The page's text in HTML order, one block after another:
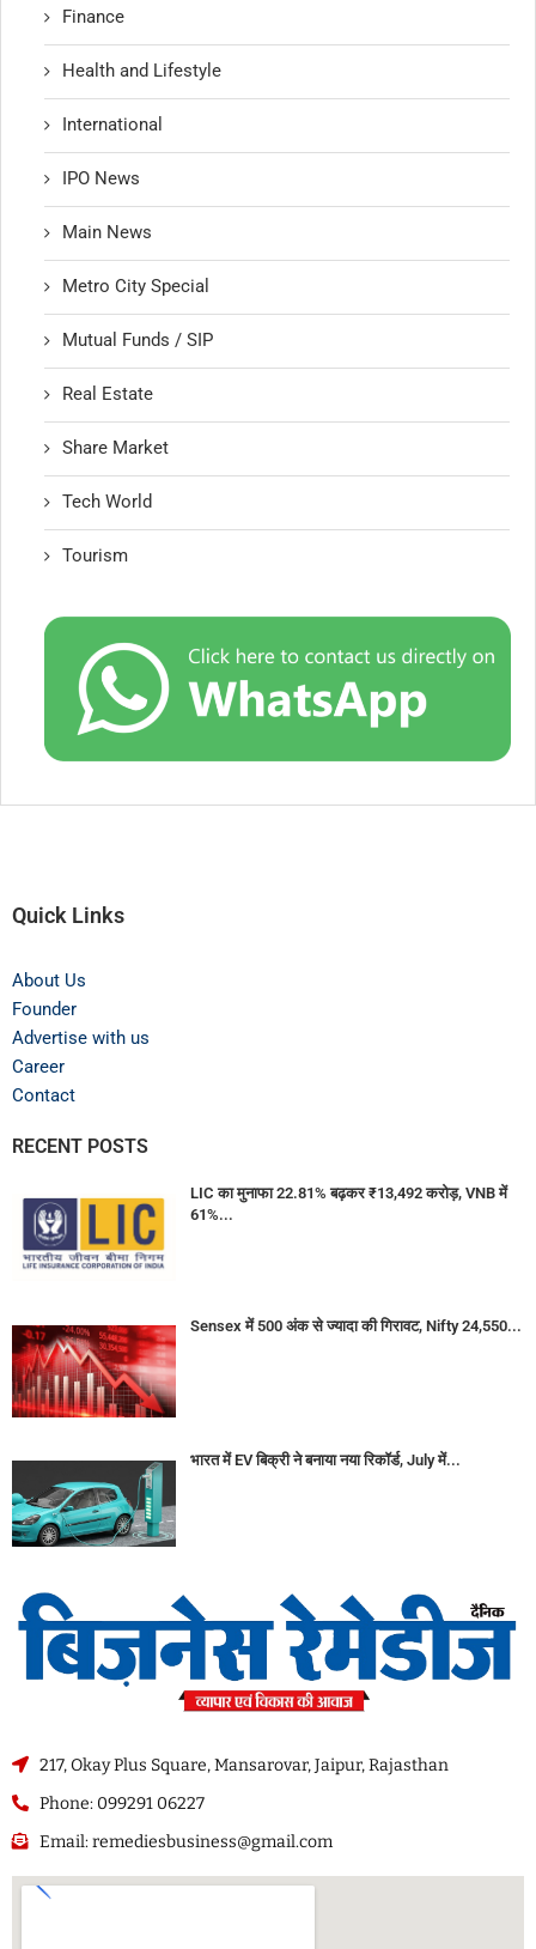
Finance
Health and Lifestyle
International
IPO News
Main News
Metro City Special
Mutual Funds / SIP
Real Estate
Share Market
Tech World
Tourism
Quick Links
About Us
Founder
Advertise with us
Career
Contact
RECENT POSTS
LIC का मुनाफा 22.81% बढ़कर ₹13,492 करोड़, VNB में
61%...
Sensex में 500 अंक से ज्यादा की गिरावट, Nifty 24,550...
भारत में EV बिक्री ने बनाया नया रिकॉर्ड, July में...
217, Okay Plus Square, Mansarovar, Jaipur, Rajasthan
Phone: 099291 06227
Email: remediesbusiness@gmail.com